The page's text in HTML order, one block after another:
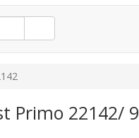
Primo 22142/